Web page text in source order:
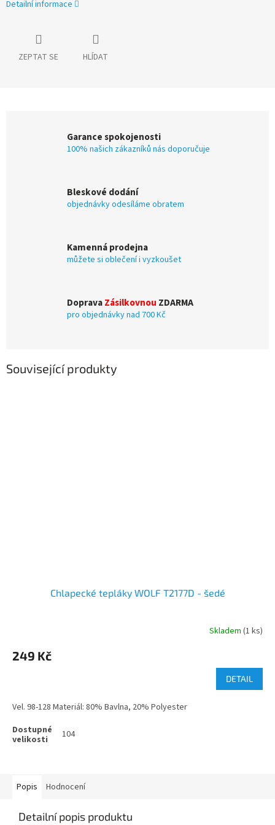
Detailní informace
ZEPTAT SE HLÍDAT
Garance spokojenosti
100% našich zákazníků nás doporučuje
Bleskové dodání
objednávky odesíláme obratem
Kamenná prodejna
můžete si oblečení i vyzkoušet
DopravaZásilkovnou ZDARMA
pro objednávky nad 700 Kč
Související produkty
Chlapecké tepláky WOLF T2177D - šedé
Skladem (1 ks)
249 Kč
DETAIL
Vel. 98-128 Materiál: 80% Bavlna, 20% Polyester
104
Popis Hodnocení
Detailní popis produktu